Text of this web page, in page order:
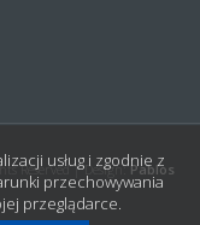
usług i zgodnie z
przechowywania
przeglądarce.
Reserved | Design:Pablos